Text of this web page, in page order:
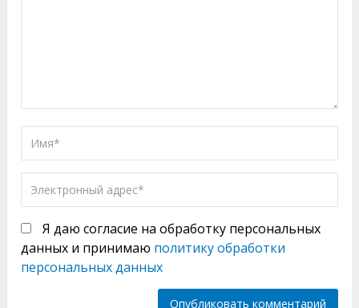
Я даю согласие на обработку персональных
данных и принимаю политику обработки
персональных данных